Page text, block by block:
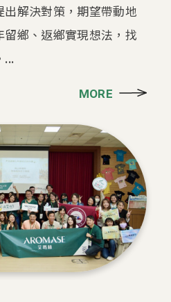
解決對策，期望帶動地
鄉、返鄉實現想法，找
...
MORE